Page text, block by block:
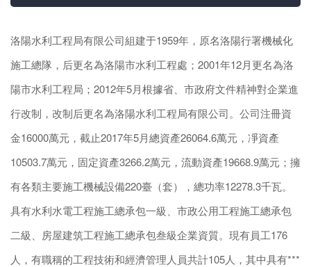
洛陽水利工程局有限公司組建于1959年，原名洛陽行署機械化
施工總隊，后更名為洛陽市水利工程處；2001年12月更名為洛
陽市水利工程局；2012年5月根據省、市政府文件精神對企業進
行改制，改制后更名為洛陽水利工程局有限公司。公司注冊資
金16000萬元，截止2017年5月總資產26064.6萬元，凈資產
10503.7萬元，固定資產3266.2萬元，流動資產19668.9萬元；擁
有各類主要施工機械設備220臺（套），總功率12278.3千瓦。
具有水利水電工程施工總承包一級、市政公用工程施工總承包
二級、房屋建筑工程施工總承包叁級企業資質。現有員工176
人，有職稱的工程技術和經濟管理人員共計105人，其中具有***